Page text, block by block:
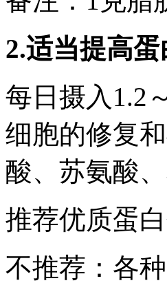
2.适当提高
每日摄入1.2
细胞的修复
酸、苏氨酸
推荐优质蛋
不推荐：各